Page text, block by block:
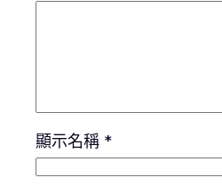
顯示名稱 *